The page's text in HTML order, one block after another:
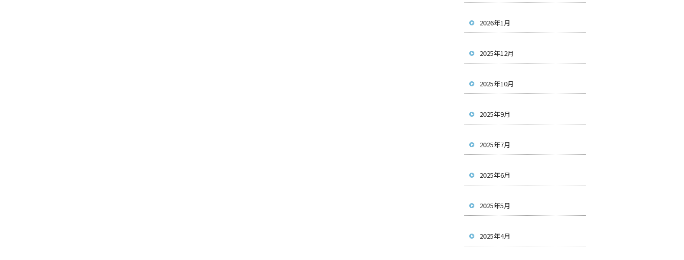
2026年1月
2025年12月
2025年10月
2025年9月
2025年7月
2025年6月
2025年5月
2025年4月